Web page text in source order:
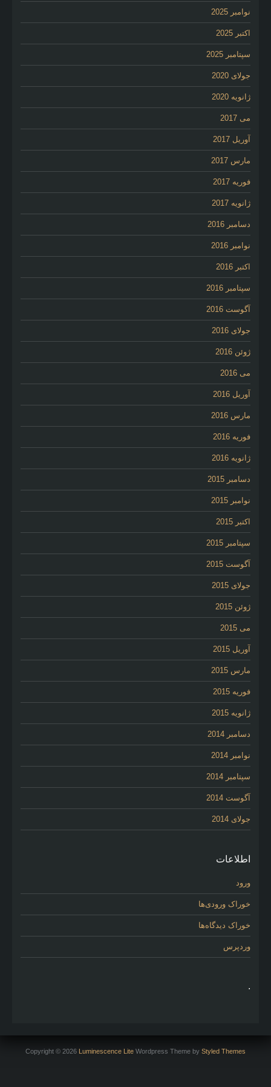
نوامبر 2025
اکتبر 2025
سپتامبر 2025
جولای 2020
ژانویه 2020
می 2017
آوریل 2017
مارس 2017
فوریه 2017
ژانویه 2017
دسامبر 2016
نوامبر 2016
اکتبر 2016
سپتامبر 2016
آگوست 2016
جولای 2016
ژوئن 2016
می 2016
آوریل 2016
مارس 2016
فوریه 2016
ژانویه 2016
دسامبر 2015
نوامبر 2015
اکتبر 2015
سپتامبر 2015
آگوست 2015
جولای 2015
ژوئن 2015
می 2015
آوریل 2015
مارس 2015
فوریه 2015
ژانویه 2015
دسامبر 2014
نوامبر 2014
سپتامبر 2014
آگوست 2014
جولای 2014
اطلاعات
ورود
خوراک ورودی‌ها
خوراک دیدگاه‌ها
وردپرس
.
Copyright © 2026 Luminescence Lite Wordpress Theme by Styled Themes